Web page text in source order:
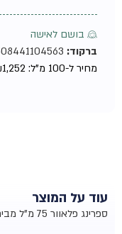
♀ בושם לאישה
ברקוד:3508441104563
מחיר ל-100 מ"ל:
₪1,252
עוד על המוצר
ספרינג פלאוור 75 מ"ל מבית קריד